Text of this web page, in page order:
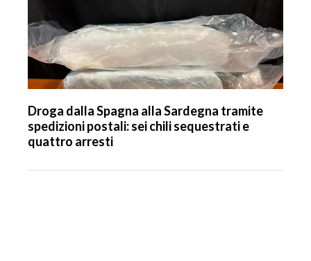
Droga dalla Spagna alla Sardegna tramite
spedizioni postali: sei chili sequestrati e
quattro arresti